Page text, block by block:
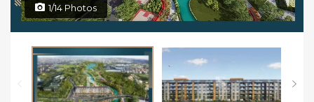
1/14 Photos